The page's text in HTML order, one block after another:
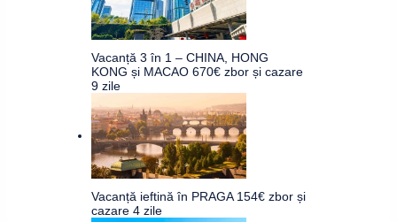
Vacanță 3 în 1 – CHINA, HONG
KONG și MACAO 670€ zbor și cazare
9 zile
Vacanță ieftină în PRAGA 154€ zbor și
cazare 4 zile